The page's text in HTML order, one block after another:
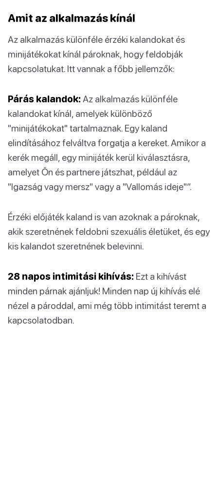
Amit az alkalmazás kínál
Az alkalmazás különféle érzéki kalandokat és
minijátékokat kínál pároknak, hogy feldobják
kapcsolatukat. Itt vannak a főbb jellemzők:
Párás kalandok: Az alkalmazás különféle
kalandokat kínál, amelyek különböző
"minijátékokat" tartalmaznak. Egy kaland
elindításához felváltva forgatja a kereket. Amikor a
kerék megáll, egy minijáték kerül kiválasztásra,
amelyet Ön és partnere játszhat, például az
"Igazság vagy mersz" vagy a "Vallomás ideje"”.
Érzéki előjáték kaland is van azoknak a pároknak,
akik szeretnének feldobni szexuális életüket, és egy
kis kalandot szeretnének belevinni.
28 napos intimitási kihívás: Ezt a kihívást
minden párnak ajánljuk! Minden nap új kihívás elé
nézel a pároddal, ami még több intimitást teremt a
kapcsolatodban.